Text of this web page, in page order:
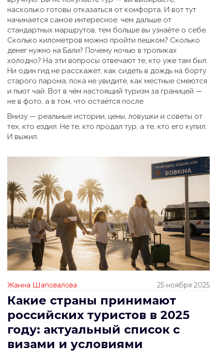
насколько готовы отказаться от комфорта. И вот тут
начинается самое интересное: чем дальше от
стандартных маршрутов, тем больше вы узнаёте о себе.
Сколько километров можно пройти пешком? Сколько
денег нужно на Бали? Почему ночью в тропиках
холодно? На эти вопросы отвечают те, кто уже там был.
Ни один гид не расскажет, как сидеть в дождь на борту
старого парома, пока не увидите, как местные смеются
и пьют чай. Вот в чём настоящий туризм за границей —
не в фото, а в том, что остаётся после.
Внизу — реальные истории, цены, ловушки и советы от
тех, кто ездил. Не те, кто продал тур, а те, кто его купил.
И выжил.
Жанна Шаповалова 25 ноября 2025
Какие страны принимают
российских туристов в 2025
году: актуальный список с
визами и условиями